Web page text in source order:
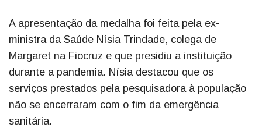
A apresentação da medalha foi feita pela ex-
ministra da Saúde Nísia Trindade, colega de
Margaret na Fiocruz e que presidiu a instituição
durante a pandemia. Nísia destacou que os
serviços prestados pela pesquisadora à população
não se encerraram com o fim da emergência
sanitária.